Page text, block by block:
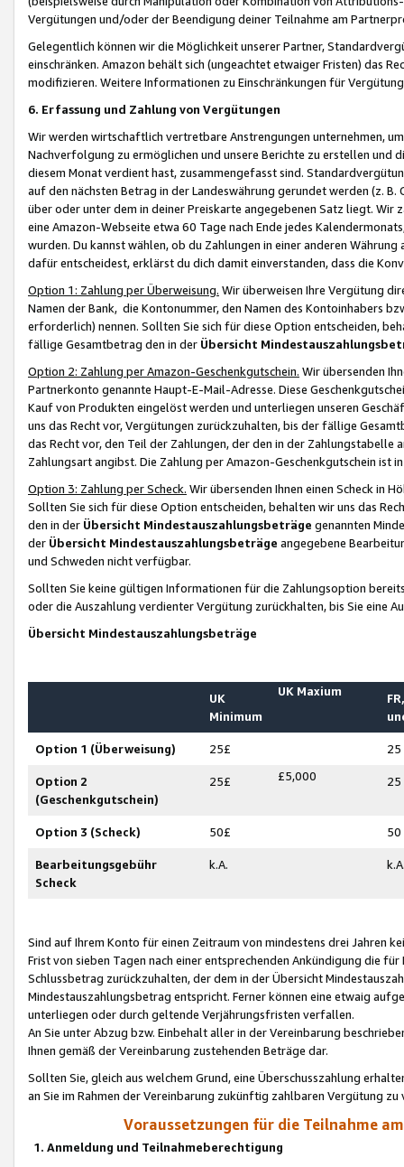
Vergütungen und/oder der Beendigung deiner Teilnahme am
Gelegentlich können wir die Möglichkeit unserer Partner,
einschränken. Amazon behält sich (ungeachtet etwaiger Fristen) das
modifizieren. Weitere Informationen zu Einschränkungen für
6. Erfassung und Zahlung von Vergütungen
Wir werden wirtschaftlich vertretbare Anstrengungen unternehmen,
Nachverfolgung zu ermöglichen und unsere Berichte zu erstellen und
diesem Monat verdient hast, zusammengefasst sind.
auf den nächsten Betrag in der Landeswährung gerundet werden (z.
über oder unter dem in deiner Preiskarte angegebenen Satz liegt.
eine Amazon-Webseite etwa 60 Tage nach Ende jedes
wurden. Du kannst wählen, ob du Zahlungen in einer anderen
dafür entscheidest, erklärst du dich damit einverstanden, dass die
Option 1: Zahlung per Überweisung. Wir überweisen Ihre Vergütung
Namen der Bank, die Kontonummer, den Namen des Kontoinhabers
erforderlich) nennen. Sollten Sie sich für diese Option entscheiden,
fällige Gesamtbetrag den in der Übersicht
Option 2: Zahlung per Amazon-Geschenkgutschein. Wir übersenden
Partnerkonto genannte Haupt-E-Mail-Adresse. Diese
Kauf von Produkten eingelöst werden und unterliegen unseren
uns das Recht vor, Vergütungen zurückzuhalten, bis der fällige
das Recht vor, den Teil der Zahlungen, der den in der
Zahlungsart angibst. Die Zahlung per Amazon-Geschenkgutschein ist
Option 3: Zahlung per Scheck. Wir übersenden Ihnen einen Scheck in
Sollten Sie sich für diese Option entscheiden, behalten wir uns das
den in der Übersicht Mindestauszahlungsbeträge genannten
der Übersicht Mindestauszahlungsbeträge angegebene
und Schweden nicht verfügbar.
Sollten Sie keine gültigen Informationen für die Zahlungsoption
oder die Auszahlung verdienter Vergütung zurückhalten, bis Sie
Übersicht Mindestauszahlungsbeträge
UK
Minimum
UK Maxium
Option 1 (Überweisung) 25£ 25
Option 2
(Geschenkgutschein)
25£ £5,000 25
Option 3 (Scheck) 50£ 50
Bearbeitungsgebühr
Scheck
k.A.
Sind auf Ihrem Konto für einen Zeitraum von mindestens drei Jahren
Frist von sieben Tagen nach einer entsprechenden Ankündigung die
Schlussbetrag zurückzuhalten, der dem in der Übersicht
Mindestauszahlungsbetrag entspricht. Ferner können eine etwaig
unterliegen oder durch geltende Verjährungsfristen verfallen.
An Sie unter Abzug bzw. Einbehalt aller in der Vereinbarung
Ihnen gemäß der Vereinbarung zustehenden Beträge dar.
Sollten Sie, gleich aus welchem Grund, eine Überschusszahlung
an Sie im Rahmen der Vereinbarung zukünftig zahlbaren Vergütung zu
Voraussetzungen für die Teilnahme
1. Anmeldung und Teilnahmeberechtigung